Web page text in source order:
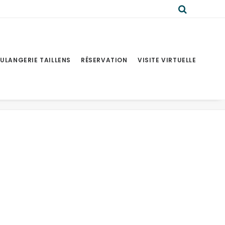
TAILLENS RÉSERVATION VISITE VIRTUELLE